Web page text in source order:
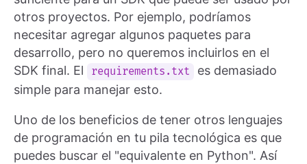
otros proyectos. Por ejemplo, podríamos
necesitar agregar algunos paquetes para
desarrollo, pero no queremos incluirlos en el
SDK final. El
requirements.txt
es demasiado
simple para manejar esto.
Uno de los beneficios de tener otros lenguajes
de programación en tu pila tecnológica es que
puedes buscar el "equivalente en Python". Así